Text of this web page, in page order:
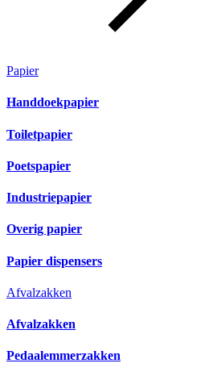
Papier
Handdoekpapier
Toiletpapier
Poetspapier
Industriepapier
Overig papier
Papier dispensers
Afvalzakken
Afvalzakken
Pedaalemmerzakken